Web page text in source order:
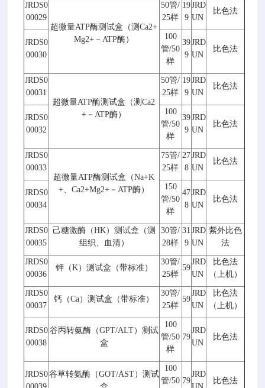
JRDS0
00029
超微量ATP酶测试盒（测Ca2+
Mg2+ －ATP酶）
50管/
25样
19
9
JRD
UN
比色法
JRDS0
00030
100
管/50
样
39
9
JRD
UN
比色法
JRDS0
00031
超微量ATP酶测试盒（测Ca2
+ －ATP酶）
50管/
25样
19
9
JRD
UN
比色法
JRDS0
00032
100
管/50
样
39
9
JRD
UN
比色法
JRDS0
00033
超微量ATP酶测试盒（Na+K
+、Ca2+Mg2+ －ATP酶）
75管/
25样
27
8
JRD
UN
比色法
JRDS0
00034
150
管/50
样
47
8
JRD
UN
比色法
JRDS0
00035
己糖激酶（HK）测试盒（测
组织、血清）
30管/
28样
31
9
JRD
UN
紫外比色
法
JRDS0
00036
钾（K）测试盒（带标准）
30管/
25样
59
JRD
UN
比色法
（上机）
JRDS0
00037
钙（Ca）测试盒（带标准）
30管/
25样
59
JRD
UN
比色法
（上机）
JRDS0
00038
谷丙转氨酶（GPT/ALT）测试
盒
100
管/50
样
79
JRD
UN
比色法
JRDS0谷草转氨酶（GOT/AST）测试
100
管/50 79
JRD
比色法